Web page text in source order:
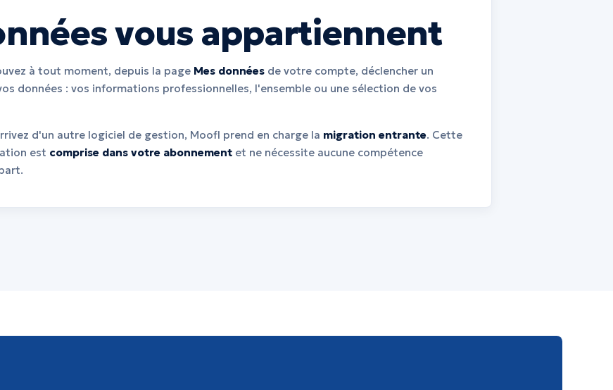
vous appartiennent
à tout moment, depuis la page Mes données de votre compte, déclencher un
données : vos informations professionnelles, l'ensemble ou une sélection de vos
d'un autre logiciel de gestion, Moofl prend en charge la migration entrante. Cette
est comprise dans votre abonnement et ne nécessite aucune compétence